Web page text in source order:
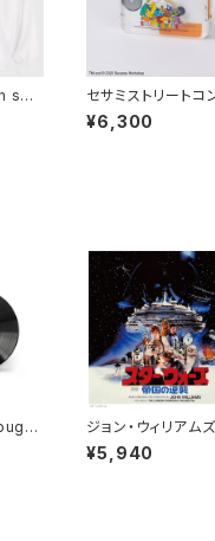
セサミストリートコ
クトカセットプレー
(GOODS)
¥6,300
ジョン・ウィリアム
スター・ウォーズ／
の逆襲 (オリジナル・
¥5,940